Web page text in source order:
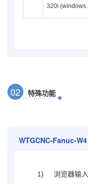
320i (windows
02 特殊功能
WTGCNC-Fanuc-W4
1)
浏览器输